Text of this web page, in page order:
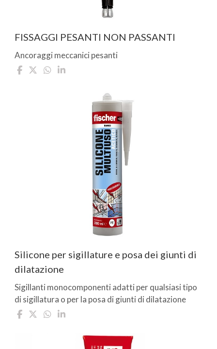
FISSAGGI PESANTI NON PASSANTI
Ancoraggi meccanici pesanti
Silicone per sigillature e posa dei giunti di
dilatazione
Sigillanti monocomponenti adatti per qualsiasi tipo
di sigillatura o per la posa di giunti di dilatazione